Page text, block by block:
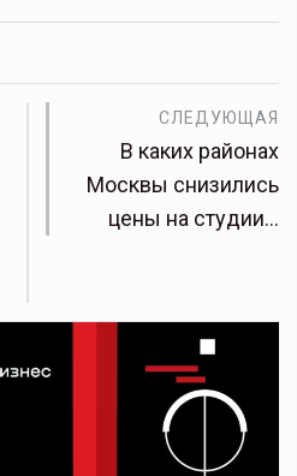
СЛЕДУЮЩАЯ
В каких районах
Москвы снизились
цены на студии…